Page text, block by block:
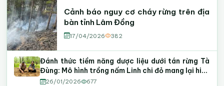
Cảnh báo nguy cơ cháy rừng trên địa
bàn tỉnh Lâm Đồng
17/04/2026 382
Đánh thức tiềm năng dược liệu dưới tán rừng Tà
Đùng: Mô hình trồng nấm Linh chi đỏ mang lại hiệu
quả kinh tế cao
26/01/2026 677